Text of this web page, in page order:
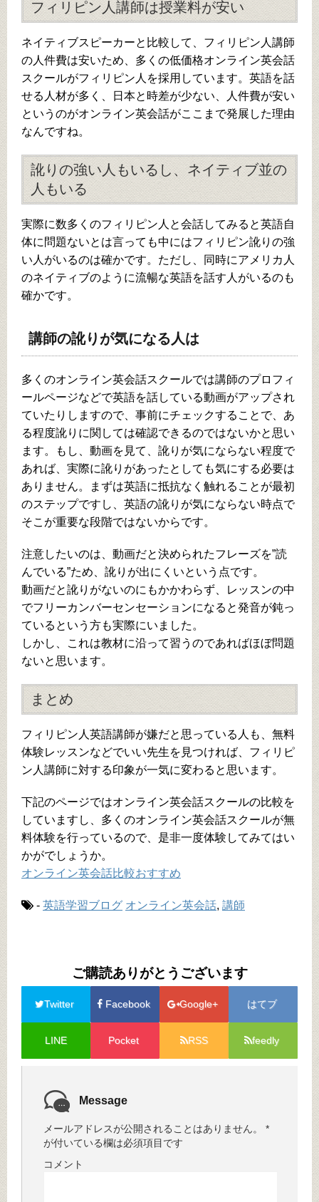
フィリピン人講師は授業料が安い
ネイティブスピーカーと比較して、フィリピン人講師
の人件費は安いため、多くの低価格オンライン英会話
スクールがフィリピン人を採用しています。英語を話
せる人材が多く、日本と時差が少ない、人件費が安い
というのがオンライン英会話がここまで発展した理由
なんですね。
訛りの強い人もいるし、ネイティブ並の
人もいる
実際に数多くのフィリピン人と会話してみると英語自
体に問題ないとは言っても中にはフィリピン訛りの強
い人がいるのは確かです。ただし、同時にアメリカ人
のネイティブのように流暢な英語を話す人がいるのも
確かです。
講師の訛りが気になる人は
多くのオンライン英会話スクールでは講師のプロフィ
ールページなどで英語を話している動画がアップされ
ていたりしますので、事前にチェックすることで、あ
る程度訛りに関しては確認できるのではないかと思い
ます。もし、動画を見て、訛りが気にならない程度で
あれば、実際に訛りがあったとしても気にする必要は
ありません。まずは英語に抵抗なく触れることが最初
のステップですし、英語の訛りが気にならない時点で
そこが重要な段階ではないからです。
注意したいのは、動画だと決められたフレーズを”読
んでいる”ため、訛りが出にくいという点です。
動画だと訛りがないのにもかかわらず、レッスンの中
でフリーカンバーセンセーションになると発音が鈍っ
ているという方も実際にいました。
しかし、これは教材に沿って習うのであればほぼ問題
ないと思います。
まとめ
フィリピン人英語講師が嫌だと思っている人も、無料
体験レッスンなどでいい先生を見つければ、フィリピ
ン人講師に対する印象が一気に変わると思います。
下記のページではオンライン英会話スクールの比較を
していますし、多くのオンライン英会話スクールが無
料体験を行っているので、是非一度体験してみてはい
かがでしょうか。
オンライン英会話比較おすすめ
- 英語学習ブログ オンライン英会話, 講師
ご購読ありがとうございます
Twitter Facebook Google+ はてブ
LINE Pocket RSS feedly
Message
メールアドレスが公開されることはありません。
*
が付いている欄は必須項目です
コメント